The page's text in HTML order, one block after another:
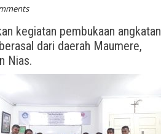
kegiatan pembukaan angkatan
dari daerah Maumere,
Nias.